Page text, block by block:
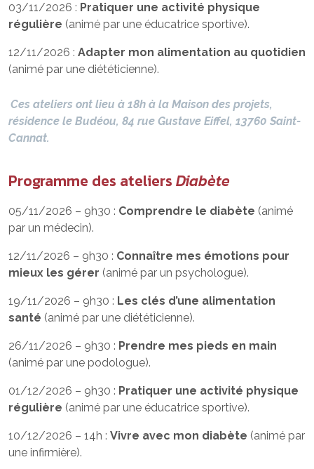
03/11/2026 : Pratiquer une activité physique
régulière (animé par une éducatrice sportive).
12/11/2026 : Adapter mon alimentation au quotidien
(animé par une diététicienne).
Ces ateliers ont lieu à 18h à la Maison des projets,
résidence le Budéou, 84 rue Gustave Eiffel, 13760 Saint-
Cannat.
Programme des ateliersDiabète
05/11/2026 – 9h30 : Comprendre le diabète (animé
par un médecin).
12/11/2026 – 9h30 : Connaître mes émotions pour
mieux les gérer (animé par un psychologue).
19/11/2026 – 9h30 : Les clés d’une alimentation
santé (animé par une diététicienne).
26/11/2026 – 9h30 : Prendre mes pieds en main
(animé par une podologue).
01/12/2026 – 9h30 : Pratiquer une activité physique
régulière (animé par une éducatrice sportive).
10/12/2026 – 14h : Vivre avec mon diabète (animé par
une infirmière).